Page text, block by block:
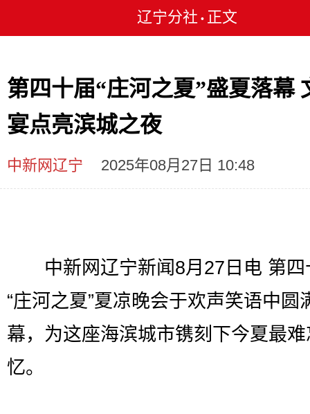
辽宁分社 • 正文
第四十届“庄河之夏”盛夏落幕
宴点亮滨城之夜
中新网辽宁 2025年08月27日 10:48
中新网辽宁新闻8月27日电 第四
“庄河之夏”夏凉晚会于欢声笑语中圆
幕，为这座海滨城市镌刻下今夏最
忆。